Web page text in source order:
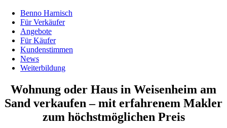
Benno Harnisch
Für Verkäufer
Angebote
Für Käufer
Kundenstimmen
News
Weiterbildung
Wohnung oder Haus in Weisenheim am
Sand verkaufen – mit erfahrenem Makler
zum höchstmöglichen Preis